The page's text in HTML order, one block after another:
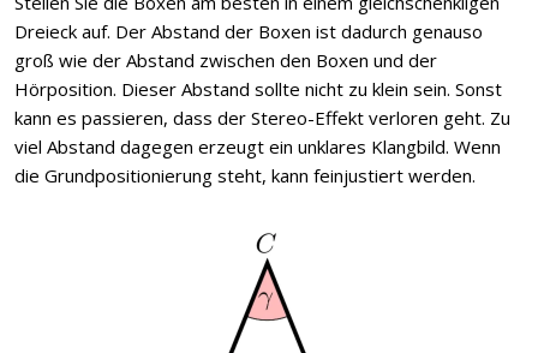
Dreieck auf. Der Abstand der Boxen ist dadurch genauso
groß wie der Abstand zwischen den Boxen und der
Hörposition. Dieser Abstand sollte nicht zu klein sein. Sonst
kann es passieren, dass der Stereo-Effekt verloren geht. Zu
viel Abstand dagegen erzeugt ein unklares Klangbild. Wenn
die Grundpositionierung steht, kann feinjustiert werden.